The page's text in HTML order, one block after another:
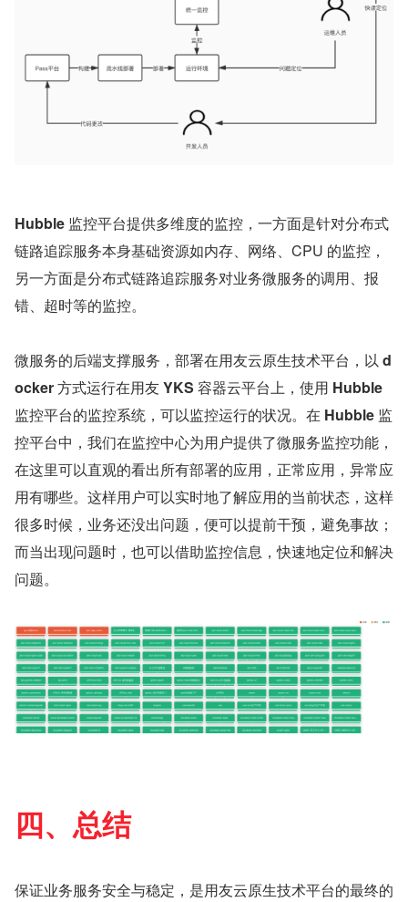
Hubble 监控平台提供多维度的监控，一方面是针对分布式
链路追踪服务本身基础资源如内存、网络、CPU 的监控，
另一方面是分布式链路追踪服务对业务微服务的调用、报
错、超时等的监控。
微服务的后端支撑服务，部署在用友云原生技术平台，以 d
ocker 方式运行在用友 YKS 容器云平台上，使用
监控平台的监控系统，可以监控运行的状况。在 Hubble 监
控平台中，我们在监控中心为用户提供了微服务监控功能，
在这里可以直观的看出所有部署的应用，正常应用，异常应
用有哪些。这样用户可以实时地了解应用的当前状态，这样
很多时候，业务还没出问题，便可以提前干预，避免事故；
而当出现问题时，也可以借助监控信息，快速地定位和解决
问题。
四、总结
保证业务服务安全与稳定，是用友云原生技术平台的最终的